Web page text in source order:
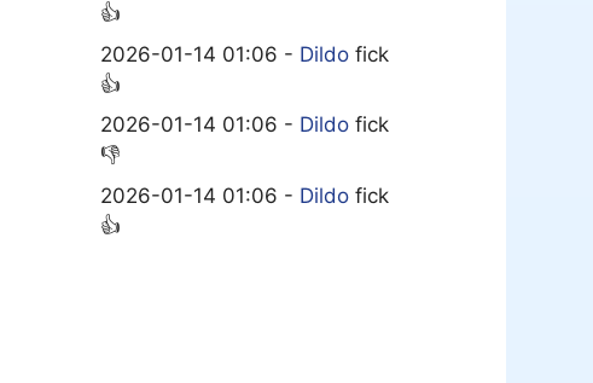
👍
2026-01-14 01:06 - Dildo fick
👍
2026-01-14 01:06 - Dildo fick
👎
2026-01-14 01:06 - Dildo fick
👍